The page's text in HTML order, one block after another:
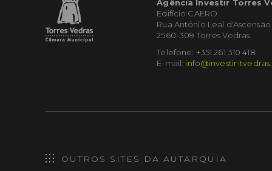
Agência Investir Torres
Edifício CAERO
Rua António Leal d'Ascensão
2560-309 Torres Vedras
Telefone: +351 261 310 418
E-mail: info@investir-
OUTROS SITES DA AUTARQUIA